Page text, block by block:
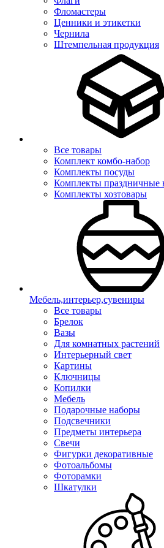
Фломастеры
Ценники и этикетки
Чернила
Штемпельная продукция
Все товары
Комплект комбо-набор
Комплекты посуды
Комплекты праздничные
Комплекты хозтовары
Мебель,интерьер,сувениры
Все товары
Брелок
Вазы
Для комнатных растений
Интерьерный свет
Картины
Ключницы
Копилки
Мебель
Подарочные наборы
Подсвечники
Предметы интерьера
Свечи
Фигурки декоративные
Фотоальбомы
Фоторамки
Шкатулки